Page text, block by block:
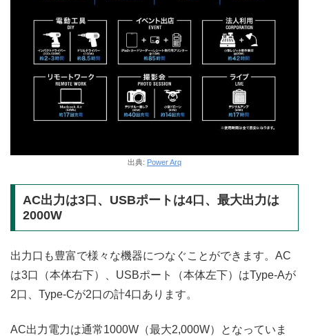
出典: Power Arq
AC出力は3口、USBポートは4口、最大出力は
2000W
出力口も豊富で様々な機器につなぐことができます。AC
は3口（本体右下）、USBポート（本体左下）はType-Aが
2口、Type-Cが2口の計4口あります。
AC出力電力は通常1000W（最大2,000W）となっていま